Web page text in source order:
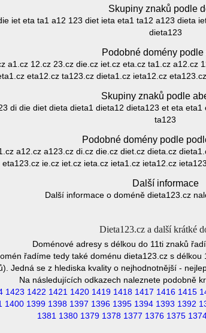
Skupiny znaků podle
iet eta ta1 a12 123 diet ieta eta1 ta12 a123 dieta
dieta123
Podobné domény podle
a1.cz 12.cz 23.cz die.cz iet.cz eta.cz ta1.cz a12.cz
eta12.cz ta123.cz dieta1.cz ieta12.cz
Skupiny znaků podle
di die diet dieta dieta1 dieta12 dieta123 et eta
ta123
Podobné domény podle
a12.cz a123.cz di.cz die.cz diet.cz dieta.cz
eta123.cz ie.cz iet.cz ieta.cz ieta1.cz ieta12.cz
Další informace
Další informace o doméně dieta123.cz
Dieta123.cz a další krátké
Doménové adresy s délkou do 11ti znaků
řadíme tedy také doménu dieta123.cz s
Jedná se z hlediska kvality o nejhodnotnější -
Na následujících odkazech naleznete podobně
1423 1422 1421 1420 1419 1418 1417 1416 1415
1400 1399 1398 1397 1396 1395 1394 1393 1392
1381 1380 1379 1378 1377 1376 1375